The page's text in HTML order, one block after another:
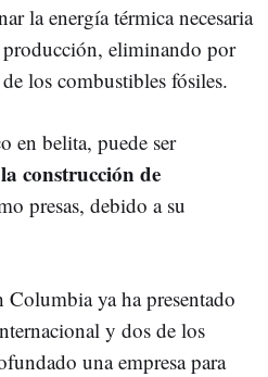
la energía térmica necesaria
producción, eliminando por
los combustibles fósiles.
en belita, puede ser
construcción de
presas, debido a su
ya ha presentado
y dos de los
una empresa para